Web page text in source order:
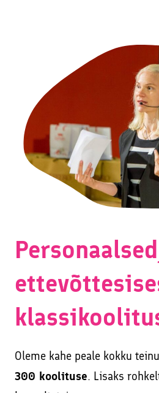
Oleme kahe peale kokku
300 koolituse. Lisaks